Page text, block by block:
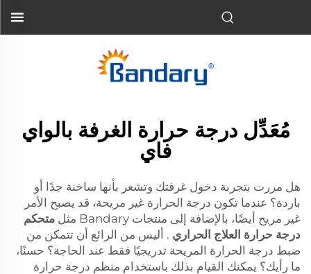
مُعَدِّل درجة حرارة الغرفة بالواي
فاي
هل مررت بتجربة دخول غرفتك وتشعر بأنها ساخنة جدًا أو
باردة؟ عندما تكون درجة الحرارة غير مريحة، قد يصبح الأمر
غير مريح أيضًا، بالإضافة إلى منتجات Bandary مثل
متحكم
درجة حرارة العلاج الحراري . أليس من الرائع أن تتمكن من
ضبط درجة الحرارة المريحة تدريجيًا فقط عند الحاجة؟ حسنًا،
ما رأيك؟ يمكنك القيام بذلك باستخدام منظم درجة حرارة